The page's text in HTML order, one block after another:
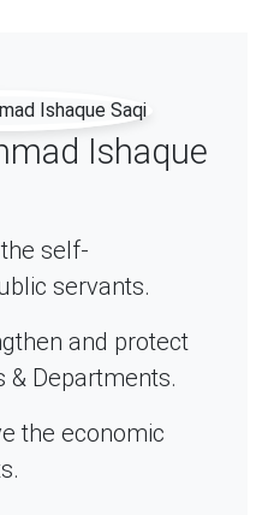
Ishaque
self-
servants.
and protect
& Departments.
the economic